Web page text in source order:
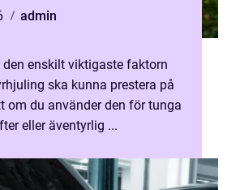
admin
den enskilt viktigaste faktorn
ska kunna prestera på
om du använder den för tunga
eller äventyrlig ...